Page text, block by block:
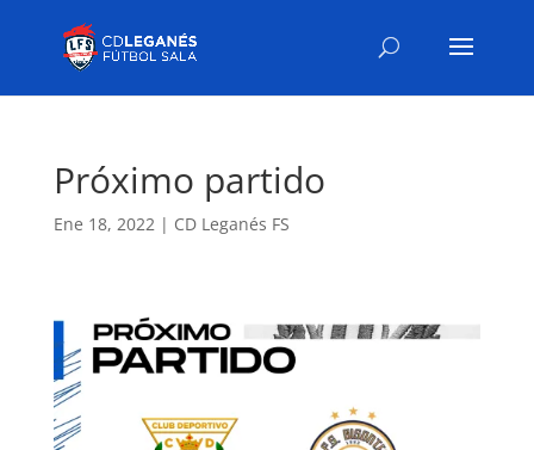
Próximo partido
Ene 18, 2022| CD Leganés FS